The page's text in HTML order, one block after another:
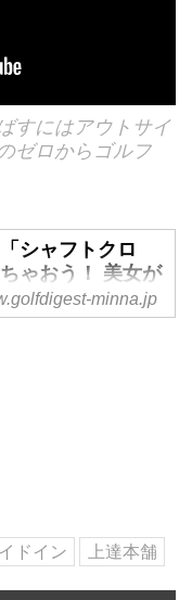
すにはアウトサイ
ゼロからゴルフ
シャフトクロ
ゃおう！ 美女が
ドリル【初心者
みんなのゴルフ
minna.jp
ドイン 上達本舗